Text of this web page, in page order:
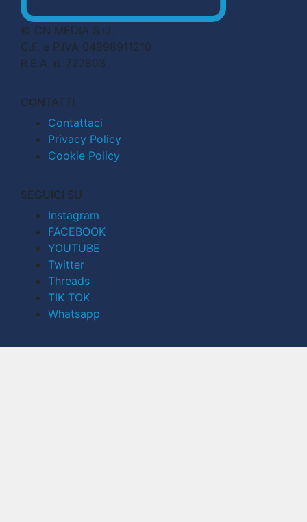
© CN MEDIA S.r.l.
C.F. e P.IVA 04998911210
R.E.A. n. 727803
CONTATTI
Contattaci
Privacy Policy
Cookie Policy
SEGUICI SU
Instagram
FACEBOOK
YOUTUBE
Twitter
Threads
TIK TOK
Whatsapp